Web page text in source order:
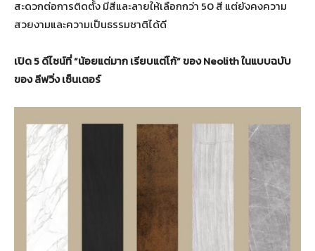
สะดวกต่อการติดตั้ง มีสีและลายให้เลือกกว่า 50 สี แต่ยังคงความ
สวยงามและความเป็นธรรมชาติได้ดี
เปิด 5 ดีไซน์ที่ “น้อยแต่มาก เรียบแต่โก้” ของ Neolith ในแบบฉบับ
ของ ลีฟวิ่ง เซ็นเตอร์